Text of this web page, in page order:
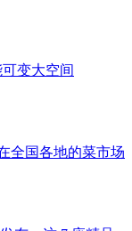
变大空间
全国各地的菜市场